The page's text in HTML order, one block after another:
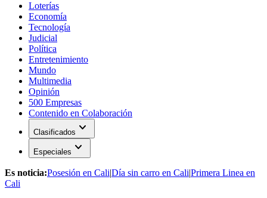
Loterías
Economía
Tecnología
Judicial
Política
Entretenimiento
Mundo
Multimedia
Opinión
500 Empresas
Contenido en Colaboración
Clasificados expand_more
Especiales expand_more
Es noticia:Posesión en Cali|Día sin carro en Cali|Primera Linea en
Cali